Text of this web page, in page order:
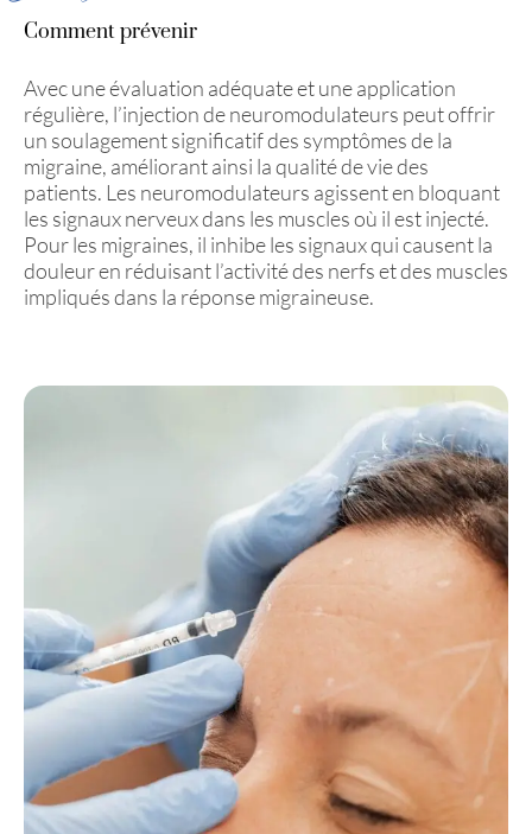
Comment prévenir
Avec une évaluation adéquate et une application
régulière, l’injection de neuromodulateurs peut offrir
un soulagement significatif des symptômes de la
migraine, améliorant ainsi la qualité de vie des
patients. Les neuromodulateurs agissent en bloquant
les signaux nerveux dans les muscles où il est injecté.
Pour les migraines, il inhibe les signaux qui causent la
douleur en réduisant l’activité des nerfs et des muscles
impliqués dans la réponse migraineuse.